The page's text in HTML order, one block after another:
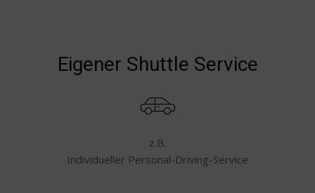
Eigener Shuttle Service
z.B.
Individueller Personal-Driving-Service